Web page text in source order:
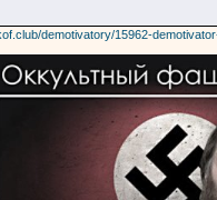
demotivatory/15962-